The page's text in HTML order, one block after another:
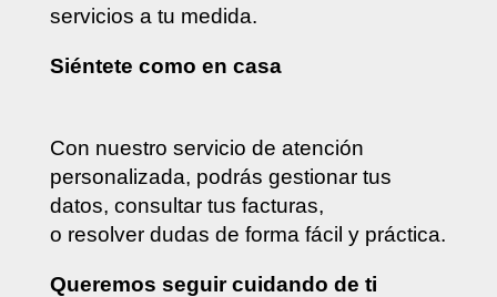
servicios a tu medida.
Siéntete como en casa
Con nuestro servicio de atención
personalizada, podrás gestionar tus
datos, consultar tus facturas,
o resolver dudas de forma fácil y práctica.
Queremos seguir cuidando de ti